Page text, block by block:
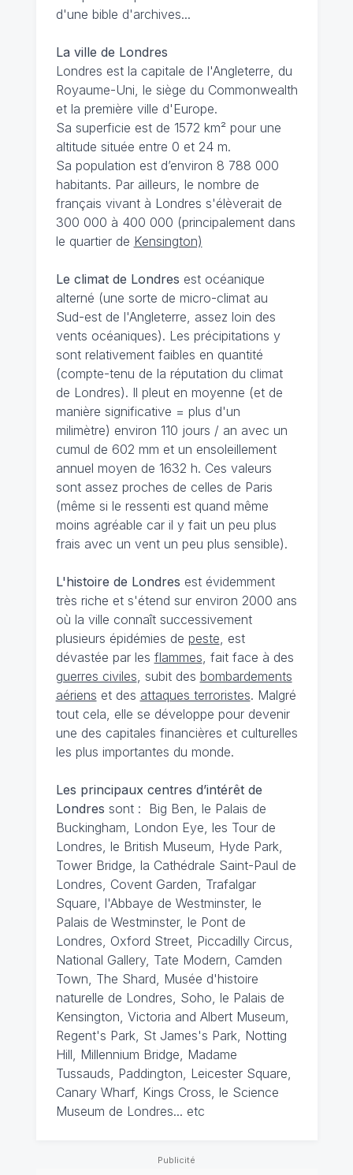
d'une bible d'archives...
La ville de Londres
Londres est la capitale de l'Angleterre, du
Royaume-Uni, le siège du Commonwealth
et la première ville d'Europe.
Sa superficie est de 1572 km² pour une
altitude située entre 0 et 24 m.
Sa population est d’environ 8 788 000
habitants. Par ailleurs, le nombre de
français vivant à Londres s'élèverait de
300 000 à 400 000 (principalement dans
le quartier de Kensington)
Le climat de Londres est océanique
alterné (une sorte de micro-climat au
Sud-est de l'Angleterre, assez loin des
vents océaniques). Les précipitations y
sont relativement faibles en quantité
(compte-tenu de la réputation du climat
de Londres). Il pleut en moyenne (et de
manière significative = plus d'un
milimètre) environ 110 jours / an avec un
cumul de 602 mm et un ensoleillement
annuel moyen de 1632 h. Ces valeurs
sont assez proches de celles de Paris
(même si le ressenti est quand même
moins agréable car il y fait un peu plus
frais avec un vent un peu plus sensible).
L'histoire de Londres est évidemment
très riche et s'étend sur environ 2000 ans
où la ville connaît successivement
plusieurs épidémies de peste, est
dévastée par les flammes, fait face à des
guerres civiles, subit des bombardements
aériens et des attaques terroristes. Malgré
tout cela, elle se développe pour devenir
une des capitales financières et culturelles
les plus importantes du monde.
Les principaux centres d’intérêt de
Londres sont : Big Ben, le Palais de
Buckingham, London Eye, les Tour de
Londres, le British Museum, Hyde Park,
Tower Bridge, la Cathédrale Saint-Paul de
Londres, Covent Garden, Trafalgar
Square, l'Abbaye de Westminster, le
Palais de Westminster, le Pont de
Londres, Oxford Street, Piccadilly Circus,
National Gallery, Tate Modern, Camden
Town, The Shard, Musée d'histoire
naturelle de Londres, Soho, le Palais de
Kensington, Victoria and Albert Museum,
Regent's Park, St James's Park, Notting
Hill, Millennium Bridge, Madame
Tussauds, Paddington, Leicester Square,
Canary Wharf, Kings Cross, le Science
Museum de Londres... etc